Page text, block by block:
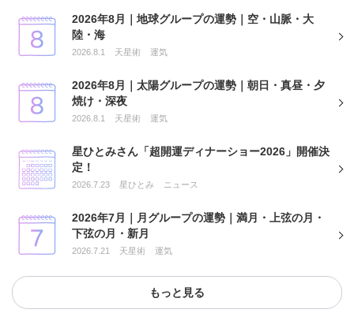
2026年8月｜地球グループの運勢｜空・山脈・大
陸・海
2026.8.1 天星術 運気
2026年8月｜太陽グループの運勢｜朝日・真昼・夕
焼け・深夜
2026.8.1 天星術 運気
星ひとみさん「超開運ディナーショー2026」開催決
定！
2026.7.23 星ひとみ ニュース
2026年7月｜月グループの運勢｜満月・上弦の月・
下弦の月・新月
2026.7.21 天星術 運気
もっと見る